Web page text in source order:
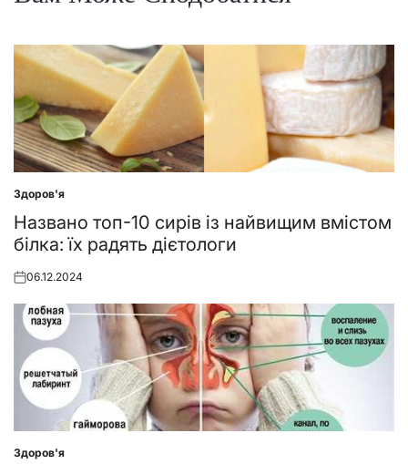
Posted
in
Здоров'я
Названо топ-10 сирів із найвищим вмістом
білка: їх радять дієтологи
Posted
06.12.2024
Posted
Здоров'я